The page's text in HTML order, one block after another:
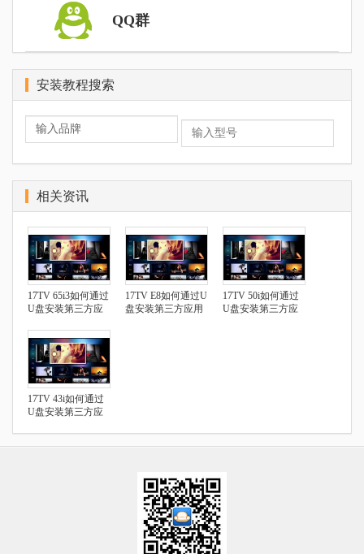
QQ群
安装教程搜索
相关资讯
17TV 65i3如何通过
U盘安装第三方应
17TV E8如何通过U
盘安装第三方应用
17TV 50i如何通过
U盘安装第三方应
17TV 43i如何通过
U盘安装第三方应